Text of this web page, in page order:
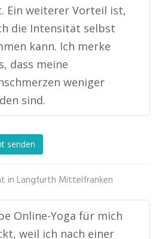
Ein weiterer Vorteil ist,
die Intensität selbst
kann. Ich merke
dass meine
weniger
sind.
senden
in Langfurth Mittelfranken
Online-Yoga für mich
weil ich nach einer